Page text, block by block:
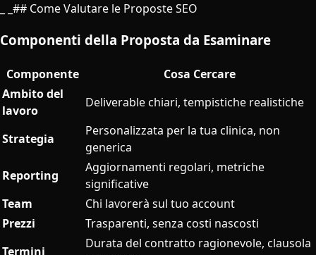
_ _## Come Valutare le Proposte SEO
Componenti della Proposta da Esaminare
Componente
Cosa Cercare
Ambito del
lavoro
Deliverable chiari, tempistiche realistiche
Strategia
Personalizzata per la tua clinica, non
generica
Reporting
Aggiornamenti regolari, metriche
significative
Team
Chi lavorerà sul tuo account
Prezzi
Trasparenti, senza costi nascosti
Termini
Durata del contratto ragionevole, clausola